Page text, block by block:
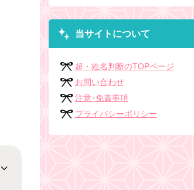
当サイトについて
超・姓名判断のTOPページ
お問い合わせ
注意･免責事項
プライバシーポリシー